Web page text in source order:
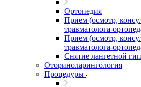
Ортопедия
Прием (осмотр,
травматолога-
Прием (осмотр,
травматолога-
Снятие лангетной
Оториноларингология
Процедуры